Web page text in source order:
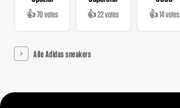
👍 70 votes 👍 22 votes 👍 14 votes
Alle Adidas sneakers